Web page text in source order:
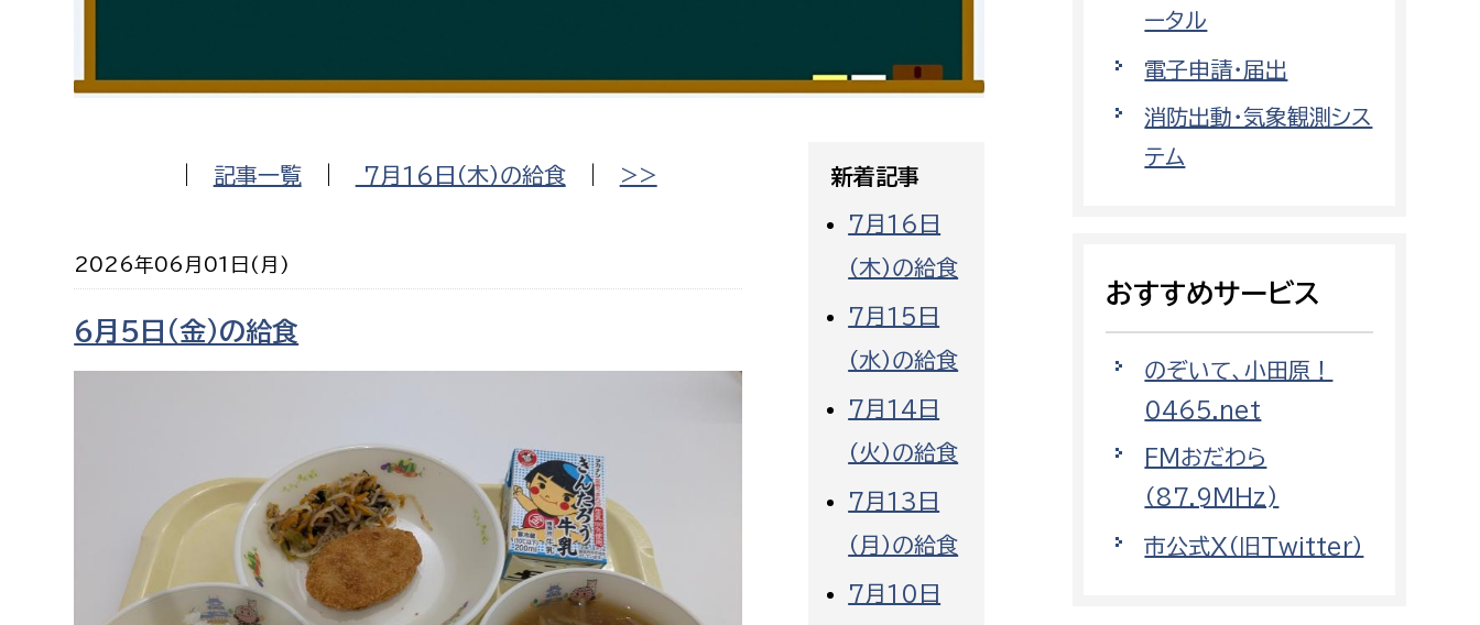
観光
市議会
福祉健康部
障がい福祉課
健康づくり課
子ども若者部
子ども若者支援課
経済部
観光課
農政課
水産海浜課
都市政策課
開発審査課
国県事業推進課
土木管理課
道水路整備課
みどり公園課
出納室
市立総合医療センター
患者サポートセンター
病院管理局：経営管理課
病院管理局：施設用度課
消防
消防総務課
予防課
警防計画課
記事一覧| 7月16日（木）の給食| >>
2026年06月01日(月)
6月5日（金）の給食
新着記事
7月16日
（木）の給食
7月15日
（水）の給食
7月14日
（火）の給食
7月13日
（月）の給食
7月10日
ータル
電子申請・届出
消防出動・気象観測シス
テム
おすすめサービス
のぞいて、小田原！
0465.net
FMおだわら
（87.9MHz)
市公式X（旧Twitter）